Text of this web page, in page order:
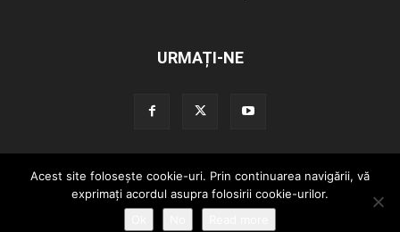
URMAȚI-NE
Redactia GazetaDinVest.ro Termeni de utilizare
Cod de conduita
Confidentialitatea Datelor
Trimite o stire! Publicitate
© copyright 2015 - 2026 GazetaDinVest.ro. Toate drepturile rezervate!
Acest site foloseşte cookie-uri. Prin continuarea navigării, vă
exprimaţi acordul asupra folosirii cookie-urilor.